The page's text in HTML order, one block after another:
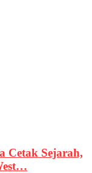
Cetak Sejarah,